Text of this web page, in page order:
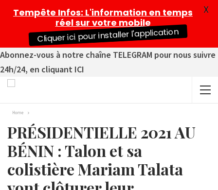
Abonnez-vous à notre chaîne TELEGRAM pour nous suivre
24h/24, en cliquant ICI
Home
PRÉSIDENTIELLE 2021 AU
BÉNIN : Talon et sa
colistière Mariam Talata
Tempête Infos: L'information en temps
réel sur votre mobile
Cliquer ici pour installer l'application
X